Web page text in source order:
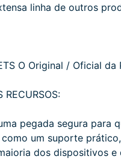
linha de outros
O Original / Oficial
RECURSOS:
pegada segura para
como um suporte
dos dispositivos